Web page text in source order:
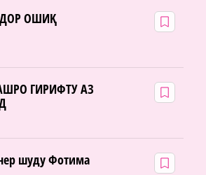
ОШИҚ
ГИРИФТУ АЗ
шуду Фотима